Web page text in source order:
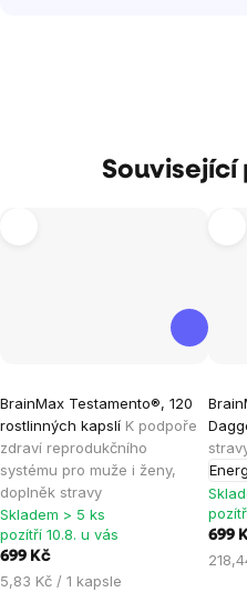
Související
BrainMax Testamento®, 120
rostlinných kapslí K podpoře
zdraví reprodukčního
systému pro muže i ženy,
doplněk stravy
hodnocení
produktu
je
4,8
z
5
hvězdiček.
Skladem > 5 ks
pozítří 10.8. u vás
699 Kč
Měrná
5,83 Kč / 1 kapsle
je
4,7
z
5
699